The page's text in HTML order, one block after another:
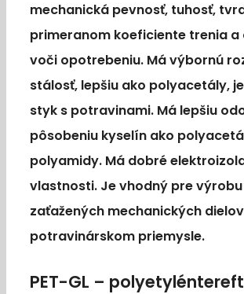
mechanická pevnosť, tuhosť,
primeranom koeficiente trenia
voči opotrebeniu. Má výbornú
stálosť, lepšiu ako polyacetály,
styk s potravinami. Má lepšiu
pôsobeniu kyselín ako
polyamidy. Má dobré
vlastnosti. Je vhodný pre
zaťažených mechanických
potravinárskom priemysle.
PET-GL –